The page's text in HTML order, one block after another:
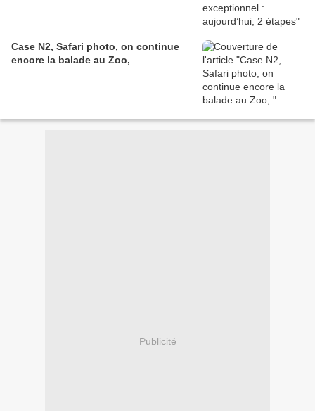
Case N2, Safari photo, on continue
encore la balade au Zoo,
Publicité